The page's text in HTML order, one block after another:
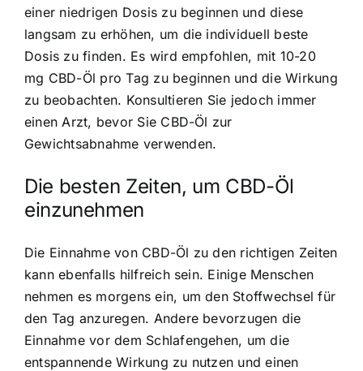
einer niedrigen Dosis zu beginnen und diese
langsam zu erhöhen, um die individuell beste
Dosis zu finden. Es wird empfohlen, mit 10-20
mg CBD-Öl pro Tag zu beginnen und die Wirkung
zu beobachten. Konsultieren Sie jedoch immer
einen Arzt, bevor Sie CBD-Öl zur
Gewichtsabnahme verwenden.
Die besten Zeiten, um CBD-Öl
einzunehmen
Die Einnahme von CBD-Öl zu den richtigen Zeiten
kann ebenfalls hilfreich sein. Einige Menschen
nehmen es morgens ein, um den Stoffwechsel für
den Tag anzuregen. Andere bevorzugen die
Einnahme vor dem Schlafengehen, um die
entspannende Wirkung zu nutzen und einen